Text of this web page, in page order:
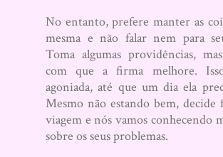
No entanto, prefere manter as
mesma e não falar nem para
Toma algumas providências,
com que a firma melhore.
agoniada, até que um dia ela
Mesmo não estando bem, decide
viagem e nós vamos conhecendo
sobre os seus problemas.